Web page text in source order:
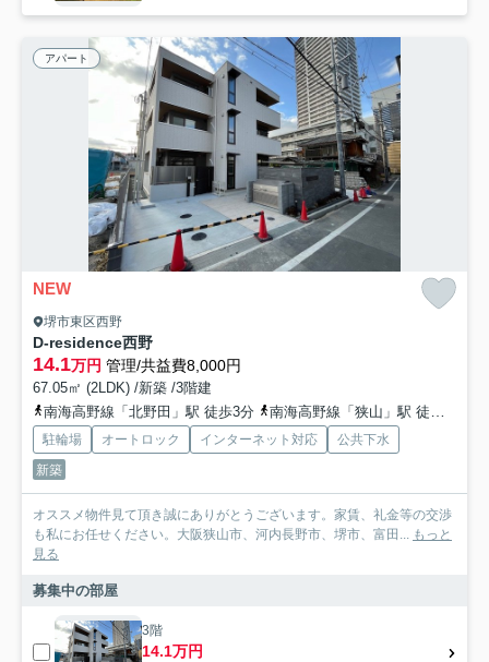
アパート
NEW
堺市東区西野
D-residence西野
14.1万円 管理/共益費8,000円
67.05㎡ (2LDK) /新築 /3階建
南海高野線「北野田」駅 徒歩3分
南海高野線「狭山」駅 徒歩15分
駐輪場 オートロック インターネット対応
公共下水
新築
オススメ物件見て頂き誠にありがとうございます。家賃、礼金等の交渉
も私にお任せください。大阪狭山市、河内長野市、堺市、富田...
もっと
見る
募集中の部屋
3階
14.1万円